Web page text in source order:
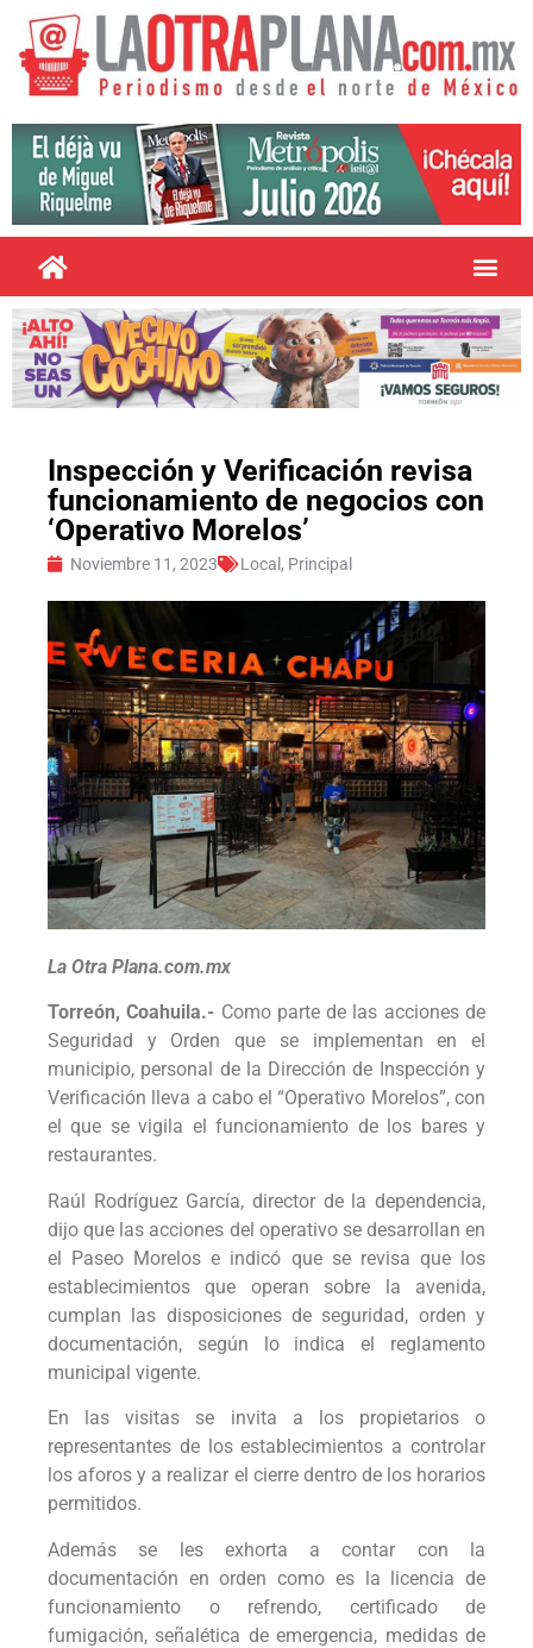
Inspección y Verificación revisa
funcionamiento de negocios con
‘Operativo Morelos’
Noviembre 11, 2023 Local , Principal
La Otra Plana.com.mx
Torreón, Coahuila.- Como parte de las acciones de
Seguridad y Orden que se implementan en el
municipio, personal de la Dirección de Inspección y
Verificación lleva a cabo el “Operativo Morelos”, con
el que se vigila el funcionamiento de los bares y
restaurantes.
Raúl Rodríguez García, director de la dependencia,
dijo que las acciones del operativo se desarrollan en
el Paseo Morelos e indicó que se revisa que los
establecimientos que operan sobre la avenida,
cumplan las disposiciones de seguridad, orden y
documentación, según lo indica el reglamento
municipal vigente.
En las visitas se invita a los propietarios o
representantes de los establecimientos a controlar
los aforos y a realizar el cierre dentro de los horarios
permitidos.
Además se les exhorta a contar con la
documentación en orden como es la licencia de
funcionamiento o refrendo, certificado de
fumigación, señalética de emergencia, medidas de